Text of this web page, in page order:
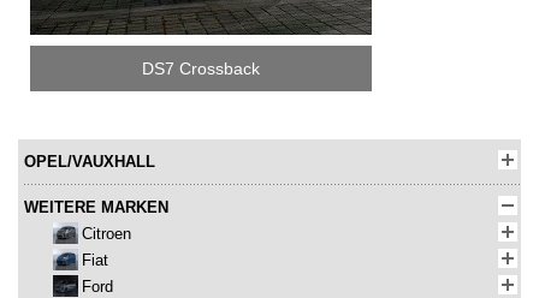
DS7 Crossback
OPEL/VAUXHALL
WEITERE MARKEN
Citroen
Fiat
Ford